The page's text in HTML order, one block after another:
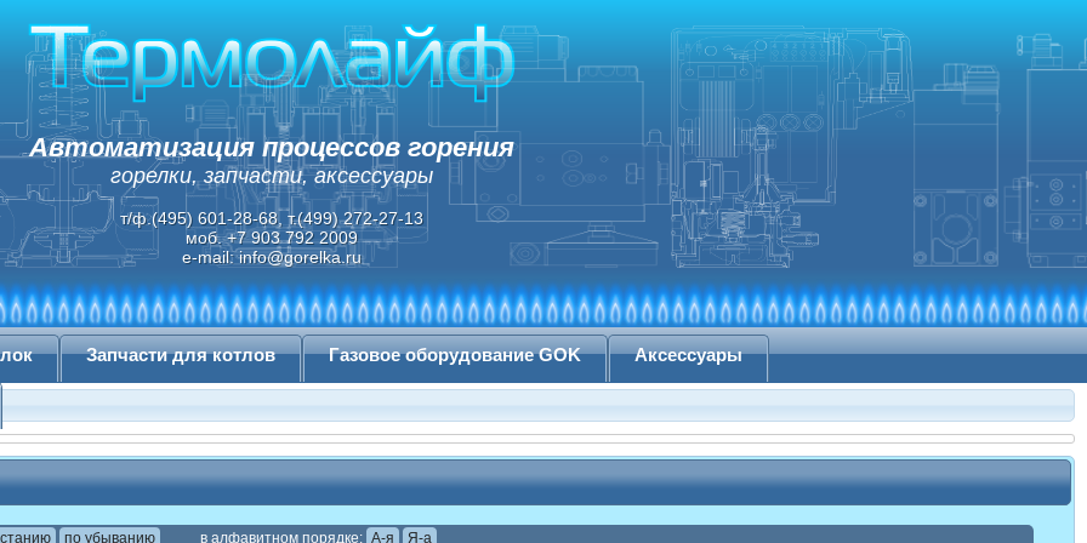
Автоматизация процессов горения
горелки, запчасти, аксессуары
т/ф.(495) 601-28-68, т.(499) 272-27-13
моб. +7 903 792 2009
e-mail:info@gorelka.ru
Запчасти для котлов Газовое оборудование GOK Аксессуары
по убыванию в алфавитном порядке: А-я Я-а